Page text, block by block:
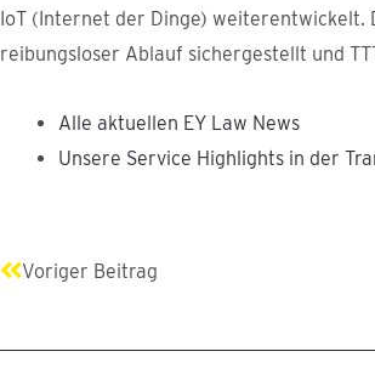
IoT (Internet der Dinge)
reibungsloser Ablauf sichergestellt und
Alle aktuellen EY Law News
Unsere Service Highlights in der
Voriger Beitrag